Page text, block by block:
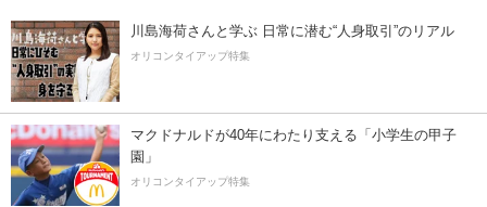
川島海荷さんと学ぶ 日常に潜む“人身取引”のリアル
オリコンタイアップ特集
マクドナルドが40年にわたり支える「小学生の甲子
園」
オリコンタイアップ特集